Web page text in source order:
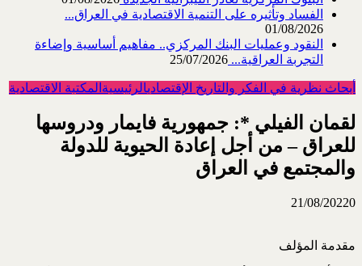
الفساد وتأثيره على التنمية الاقتصادية في العراق...
01/08/2026
النقود وعمليات البنك المركزي.. مفاهيم أساسية وإضاءة
التجربة العراقية... 25/07/2026
أبحاث نظرية في الفكر والتاريخ الإقتصاديالرئيسية المكتبة الاقتصادية
لقمان الفيلي *: جمهورية فايمار ودروسها
للعراق – من أجل إعادة الحيوية للدولة
والمجتمع في العراق
21/08/20220
مقدمة المؤلف